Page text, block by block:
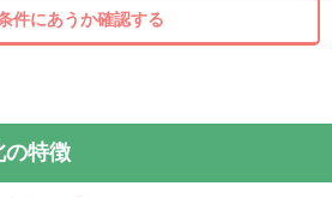
件にあうか確認する
特徴